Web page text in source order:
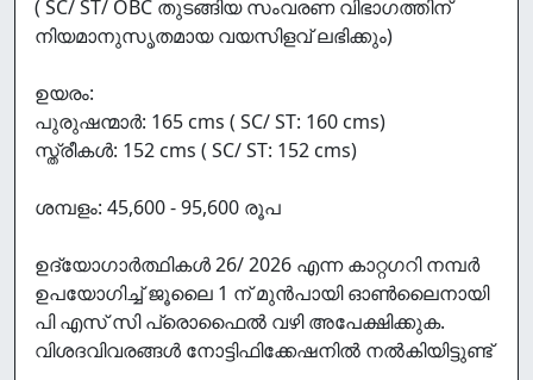
( SC/ ST/ OBC തുടങ്ങിയ സംവരണ വിഭാഗത്തിന്
നിയമാനുസൃതമായ വയസിളവ് ലഭിക്കും)
ഉയരം:
പുരുഷന്മാർ: 165 cms ( SC/ ST: 160 cms)
സ്ത്രീകൾ: 152 cms ( SC/ ST: 152 cms)
ശമ്പളം: 45,600 - 95,600 രൂപ
ഉദ്യോഗാർത്ഥികൾ 26/ 2026 എന്ന കാറ്റഗറി നമ്പർ
ഉപയോഗിച്ച് ജൂലൈ 1 ന് മുൻപായി ഓൺലൈനായി
പി എസ് സി പ്രൊഫൈൽ വഴി അപേക്ഷിക്കുക.
വിശദവിവരങ്ങൾ നോട്ടിഫിക്കേഷനിൽ നൽകിയിട്ടുണ്ട്